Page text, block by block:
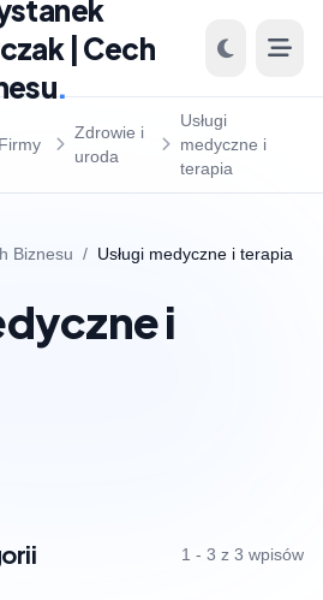
| Cech
.
Firmy
Zdrowie i
uroda
Usługi
medyczne i
terapia
Biznesu / Usługi medyczne i terapia
i
1 - 3 z 3 wpisów